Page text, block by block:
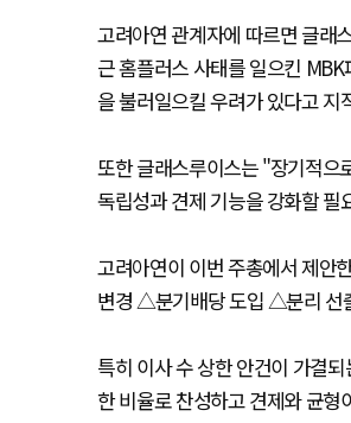
고려아연 관계자에 따르면 글래
근 홈플러스 사태를 일으킨
을 불러일으킬 우려가 있다고 지
또한 글래스루이스는 "장기적으
독립성과 견제 기능을 강화할
고려아연이 이번 주총에서 제
변경 △분기배당 도입 △분리 선
특히 이사 수 상한 안건이 가결
한 비율로 찬성하고 견제와 균